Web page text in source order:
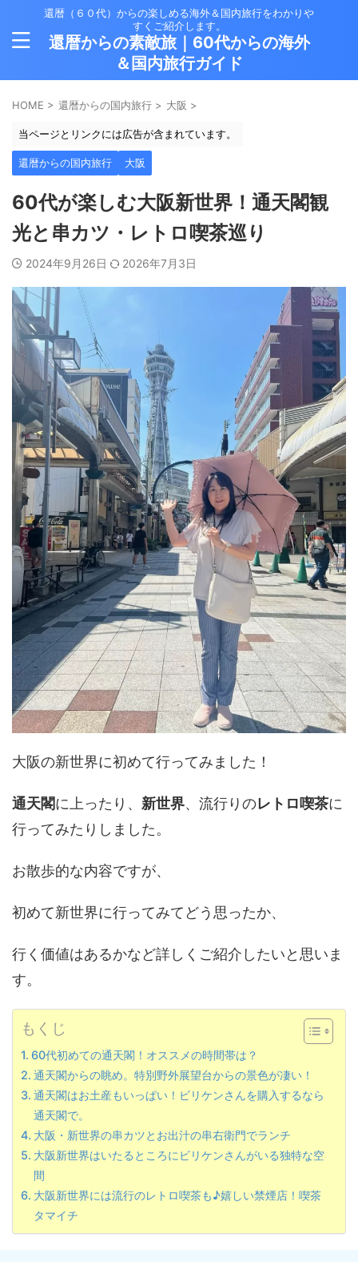
還暦（６０代）からの楽しめる海外＆国内旅行をわかりや
すくご紹介します。
還暦からの素敵旅｜60代からの海外
＆国内旅行ガイド
HOME > 還暦からの国内旅行 > 大阪 >
当ページとリンクには広告が含まれています。
還暦からの国内旅行 大阪
60代が楽しむ大阪新世界！通天閣観
光と串カツ・レトロ喫茶巡り
2024年9月26日 2026年7月3日
大阪の新世界に初めて行ってみました！
通天閣に上ったり、 新世界、流行りのレトロ喫茶に
行ってみたりしました。
お散歩的な内容ですが、
初めて新世界に行ってみてどう思ったか、
行く価値はあるかなど詳しくご紹介したいと思いま
す。
もくじ
60代初めての通天閣！オススメの時間帯は？
通天閣からの眺め。特別野外展望台からの景色が凄い！
通天閣はお土産もいっぱい！ビリケンさんを購入するなら
通天閣で。
大阪・新世界の串カツとお出汁の串右衛門でランチ
大阪新世界はいたるところにビリケンさんがいる独特な空
間
大阪新世界には流行のレトロ喫茶も♪嬉しい禁煙店！喫茶
タマイチ